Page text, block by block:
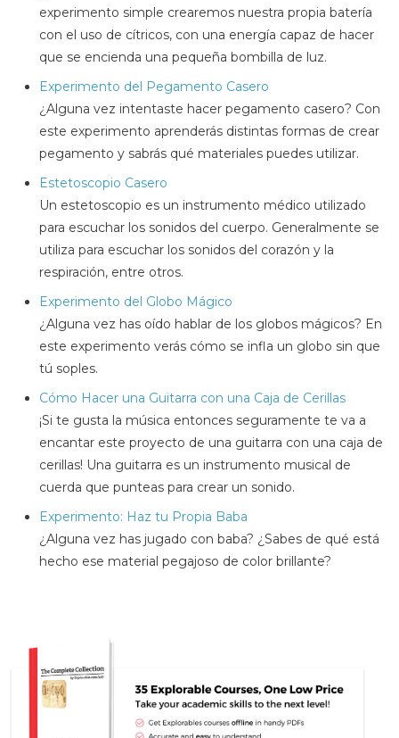
experimento simple crearemos nuestra propia batería
con el uso de cítricos, con una energía capaz de hacer
que se encienda una pequeña bombilla de luz.
Experimento del Pegamento Casero
¿Alguna vez intentaste hacer pegamento casero? Con
este experimento aprenderás distintas formas de crear
pegamento y sabrás qué materiales puedes utilizar.
Estetoscopio Casero
Un estetoscopio es un instrumento médico utilizado
para escuchar los sonidos del cuerpo. Generalmente se
utiliza para escuchar los sonidos del corazón y la
respiración, entre otros.
Experimento del Globo Mágico
¿Alguna vez has oído hablar de los globos mágicos? En
este experimento verás cómo se infla un globo sin que
tú soples.
Cómo Hacer una Guitarra con una Caja de Cerillas
¡Si te gusta la música entonces seguramente te va a
encantar este proyecto de una guitarra con una caja de
cerillas! Una guitarra es un instrumento musical de
cuerda que punteas para crear un sonido.
Experimento: Haz tu Propia Baba
¿Alguna vez has jugado con baba? ¿Sabes de qué está
hecho ese material pegajoso de color brillante?